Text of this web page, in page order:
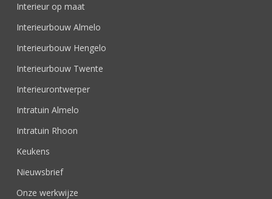
Interieur op maat
Interieurbouw Almelo
Interieurbouw Hengelo
Interieurbouw Twente
Interieurontwerper
Intratuin Almelo
Intratuin Rhoon
Keukens
Nieuwsbrief
Onze werkwijze